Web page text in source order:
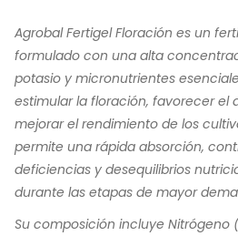
Agrobal Fertigel Floración es un
formulado con una alta
potasio y micronutrientes
estimular la floración, favorecer el
mejorar el rendimiento de los
permite una rápida absorción,
deficiencias y desequilibrios
durante las etapas de mayor
Su composición incluye Nitrógeno